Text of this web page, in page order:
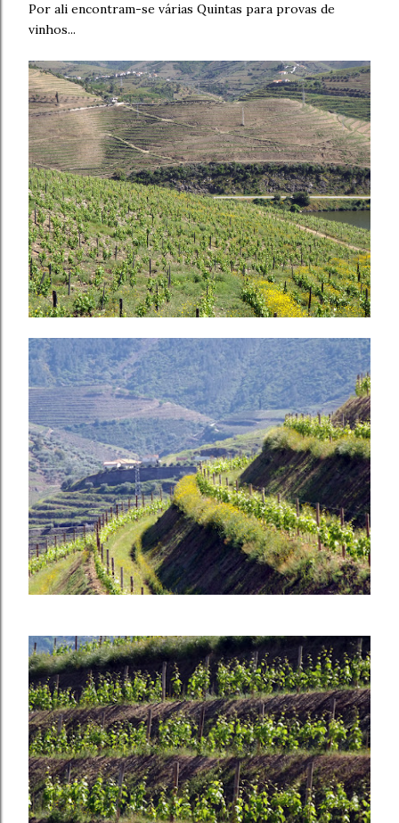
Por ali encontram-se várias Quintas para provas de
vinhos...